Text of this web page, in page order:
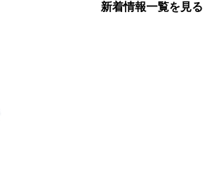
新着情報一覧を見る